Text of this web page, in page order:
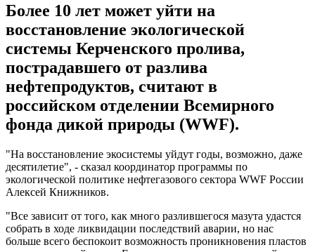
Более 10 лет может уйти на
восстановление экологической
системы Керченского пролива,
пострадавшего от разлива
нефтепродуктов, считают в
российском отделении Всемирного
фонда дикой природы (WWF).
"На восстановление экосистемы уйдут годы, возможно, даже
десятилетие", - сказал координатор программы по
экологической политике нефтегазового сектора WWF России
Алексей Книжников.
"Все зависит от того, как много разлившегося мазута удастся
собрать в ходе ликвидации последствий аварии, но нас
больше всего беспокоит возможность проникновения пластов